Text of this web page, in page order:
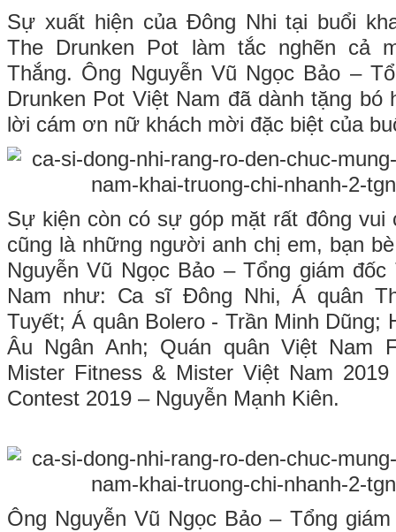
Sự xuất hiện của Đông Nhi tại buổi
The Drunken Pot làm tắc nghẽn cả
Thắng. Ông Nguyễn Vũ Ngọc Bảo –
Drunken Pot Việt Nam đã dành tặng bó
lời cám ơn nữ khách mời đặc biệt của
Sự kiện còn có sự góp mặt rất đông vui
cũng là những người anh chị em, bạn
Nguyễn Vũ Ngọc Bảo – Tổng giám
Nam như: Ca sĩ Đông Nhi, Á quân
Tuyết; Á quân Bolero - Trần Minh Dũng;
Âu Ngân Anh; Quán quân Việt Nam
Mister Fitness & Mister Việt Nam
Contest 2019 – Nguyễn Mạnh Kiên.
Ông Nguyễn Vũ Ngọc Bảo – Tổng